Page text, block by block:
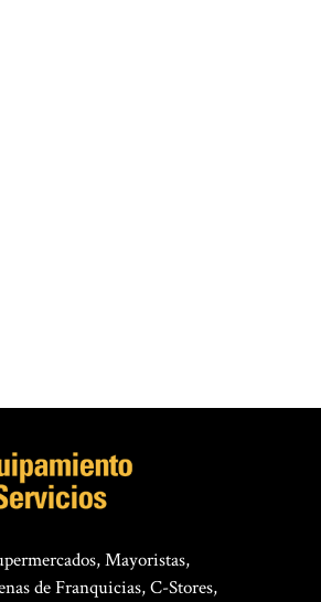
Mayoristas,
de Franquicias, C-Stores,